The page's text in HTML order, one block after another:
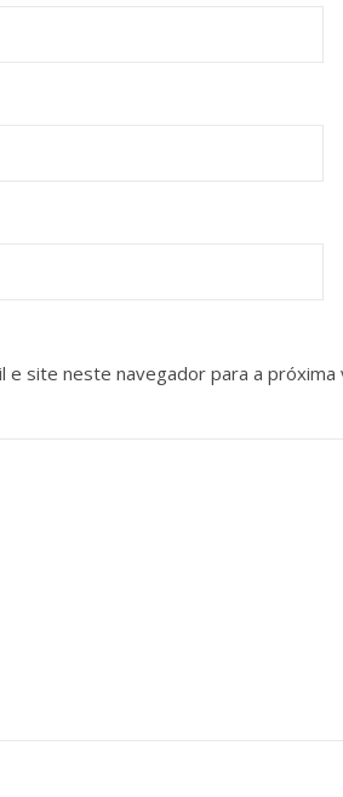
e site neste navegador para a próxima